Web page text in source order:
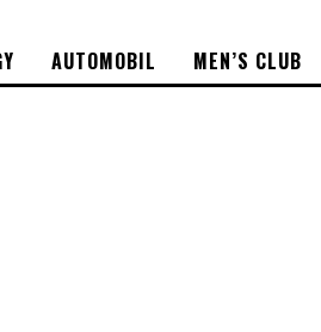
AUTOMOBIL MEN’S CLUB